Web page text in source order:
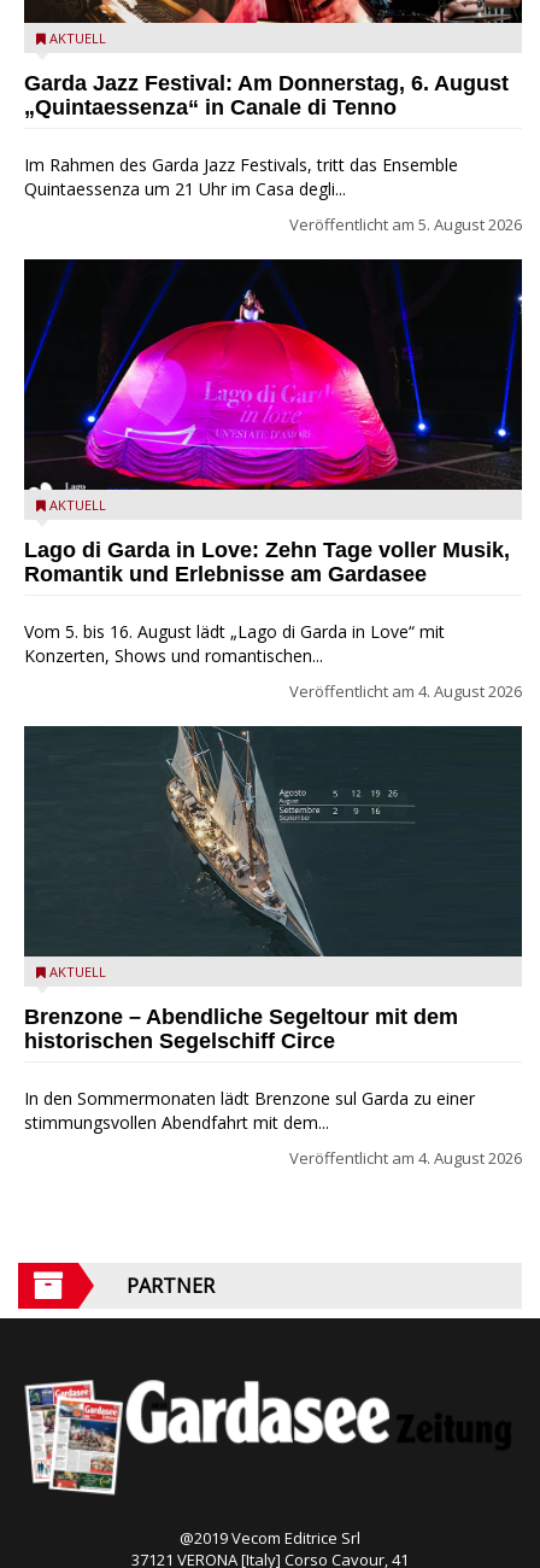
Das Ensemble Quintaessenza zu Gast beim Garda Jazz
AKTUELL
Garda Jazz Festival: Am Donnerstag, 6. August
„Quintaessenza“ in Canale di Tenno
Im Rahmen des Garda Jazz Festivals, tritt das Ensemble
Quintaessenza um 21 Uhr im Casa degli...
Veröffentlicht am 5. August 2026
Lago di Garda in Love
AKTUELL
Lago di Garda in Love: Zehn Tage voller Musik,
Romantik und Erlebnisse am Gardasee
Vom 5. bis 16. August lädt „Lago di Garda in Love“ mit
Konzerten, Shows und romantischen...
Veröffentlicht am 4. August 2026
Mit dem historischen Segelschiff Circe auf dem Gardasee.
AKTUELL
Brenzone – Abendliche Segeltour mit dem
historischen Segelschiff Circe
In den Sommermonaten lädt Brenzone sul Garda zu einer
stimmungsvollen Abendfahrt mit dem...
Veröffentlicht am 4. August 2026
PARTNER
@2019 Vecom Editrice Srl
37121 VERONA [Italy] Corso Cavour, 41